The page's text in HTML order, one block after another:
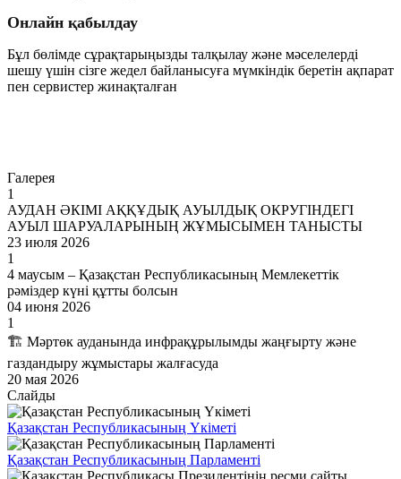
Онлайн қабылдау
Бұл бөлімде сұрақтарыңызды талқылау және мәселелерді
шешу үшін сізге жедел байланысуға мүмкіндік беретін ақпарат
пен сервистер жинақталған
Галерея
1
АУДАН ӘКІМІ АҚҚҰДЫҚ АУЫЛДЫҚ ОКРУГІНДЕГІ
АУЫЛ ШАРУАЛАРЫНЫҢ ЖҰМЫСЫМЕН ТАНЫСТЫ
23 июля 2026
1
4 маусым – Қазақстан Республикасының Мемлекеттік
рәміздер күні құтты болсын
04 июня 2026
1
🏗️ Мәртөк ауданында инфрақұрылымды жаңғырту және
газдандыру жұмыстары жалғасуда
20 мая 2026
Слайды
Қазақстан Республикасының Үкіметі
Қазақстан Республикасының Парламенті